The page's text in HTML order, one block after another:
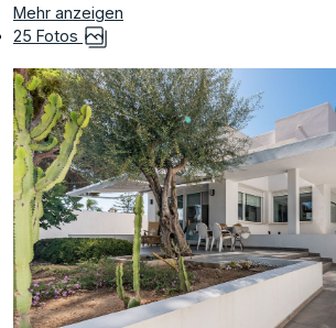
Mehr anzeigen
25 Fotos